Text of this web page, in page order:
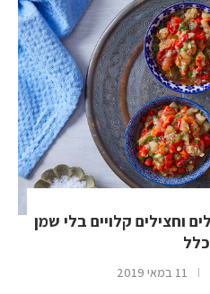
וחצילים קלויים בלי שמן
11 במאי 2019